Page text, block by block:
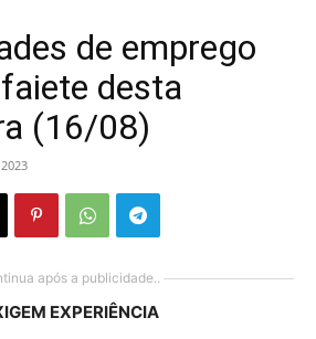
de emprego
desta
(16/08)
após a publicidade..
EXPERIÊNCIA